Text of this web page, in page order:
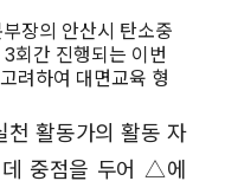
장의 안산시 탄소중
회간 진행되는 이번
려하여 대면교육 형
천 활동가의 활동 자
중점을 두어 △에